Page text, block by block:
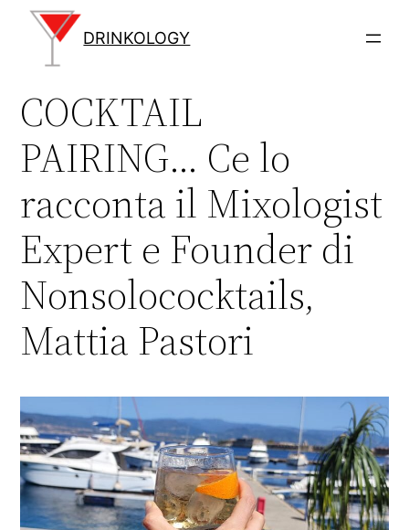
contenuto
DRINKOLOGY
COCKTAIL
PAIRING… Ce lo
racconta il Mixologist
Expert e Founder di
Nonsolococktails,
Mattia Pastori